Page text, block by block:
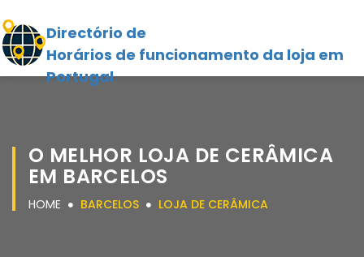
Directório de
Horários de funcionamento da loja em
Portugal
O MELHOR LOJA DE CERÂMICA
EM BARCELOS
HOME BARCELOS LOJA DE CERÂMICA